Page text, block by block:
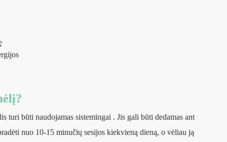
būti naudojamas sistemingai . Jis gali būti dedamas ant
nuo 10-15 minučių sesijos kiekvieną dieną, o vėliau ją